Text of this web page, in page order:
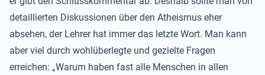
detaillierten Diskussionen über den Atheismus eher
absehen, der Lehrer hat immer das letzte Wort. Man kann
aber viel durch wohlüberlegte und gezielte Fragen
erreichen: „Warum haben fast alle Menschen in allen